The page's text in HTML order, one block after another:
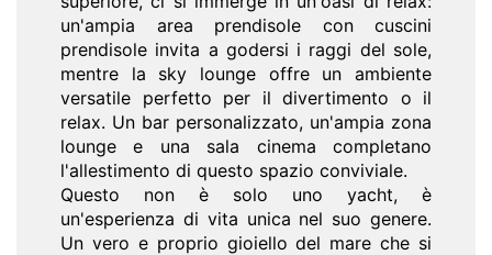
un'ampia area prendisole con cuscini
prendisole invita a godersi i raggi del sole,
mentre la sky lounge offre un ambiente
versatile perfetto per il divertimento o il
relax. Un bar personalizzato, un'ampia zona
lounge e una sala cinema completano
l'allestimento di questo spazio conviviale.
Questo non è solo uno yacht, è
un'esperienza di vita unica nel suo genere.
Un vero e proprio gioiello del mare che si